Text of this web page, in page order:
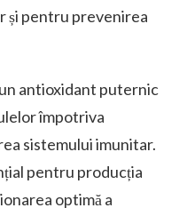
și pentru prevenirea
antioxidant puternic
împotriva
sistemului imunitar.
pentru producția
optimă a